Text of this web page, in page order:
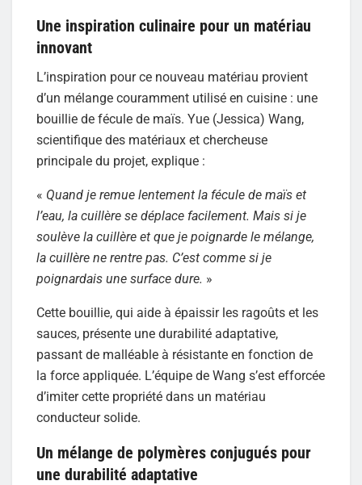
Une inspiration culinaire pour un matériau
innovant
L’inspiration pour ce nouveau matériau provient
d’un mélange couramment utilisé en cuisine : une
bouillie de fécule de maïs. Yue (Jessica) Wang,
scientifique des matériaux et chercheuse
principale du projet, explique :
« Quand je remue lentement la fécule de maïs et
l’eau, la cuillère se déplace facilement. Mais si je
soulève la cuillère et que je poignarde le mélange,
la cuillère ne rentre pas. C’est comme si je
poignardais une surface dure. »
Cette bouillie, qui aide à épaissir les ragoûts et les
sauces, présente une durabilité adaptative,
passant de malléable à résistante en fonction de
la force appliquée. L’équipe de Wang s’est efforcée
d’imiter cette propriété dans un matériau
conducteur solide.
Un mélange de polymères conjugués pour
une durabilité adaptative